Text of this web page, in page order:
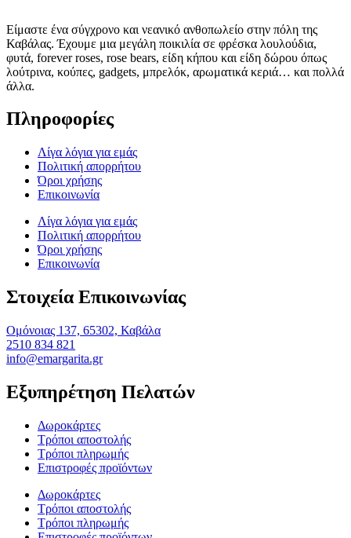
Είμαστε ένα σύγχρονο και νεανικό ανθοπωλείο στην πόλη της
Καβάλας. Έχουμε μια μεγάλη ποικιλία σε φρέσκα λουλούδια,
φυτά, forever roses, rose bears, είδη κήπου και είδη δώρου όπως
λούτρινα, κούπες, gadgets, μπρελόκ, αρωματικά κεριά… και πολλά
άλλα.
Πληροφορίες
Λίγα λόγια για εμάς
Πολιτική απορρήτου
Όροι χρήσης
Επικοινωνία
Λίγα λόγια για εμάς
Πολιτική απορρήτου
Όροι χρήσης
Επικοινωνία
Στοιχεία Επικοινωνίας
Ομόνοιας 137, 65302, Καβάλα
2510 834 821
info@emargarita.gr
Εξυπηρέτηση Πελατών
Δωροκάρτες
Τρόποι αποστολής
Τρόποι πληρωμής
Επιστροφές προϊόντων
Δωροκάρτες
Τρόποι αποστολής
Τρόποι πληρωμής